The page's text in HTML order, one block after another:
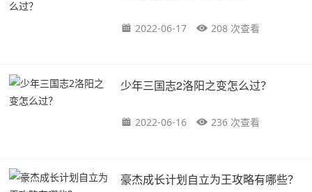
2022-06-17 208 次查看
少年三国志2洛阳之变怎么过？
2022-06-16 236 次查看
豪杰成长计划自立为王攻略有哪些？